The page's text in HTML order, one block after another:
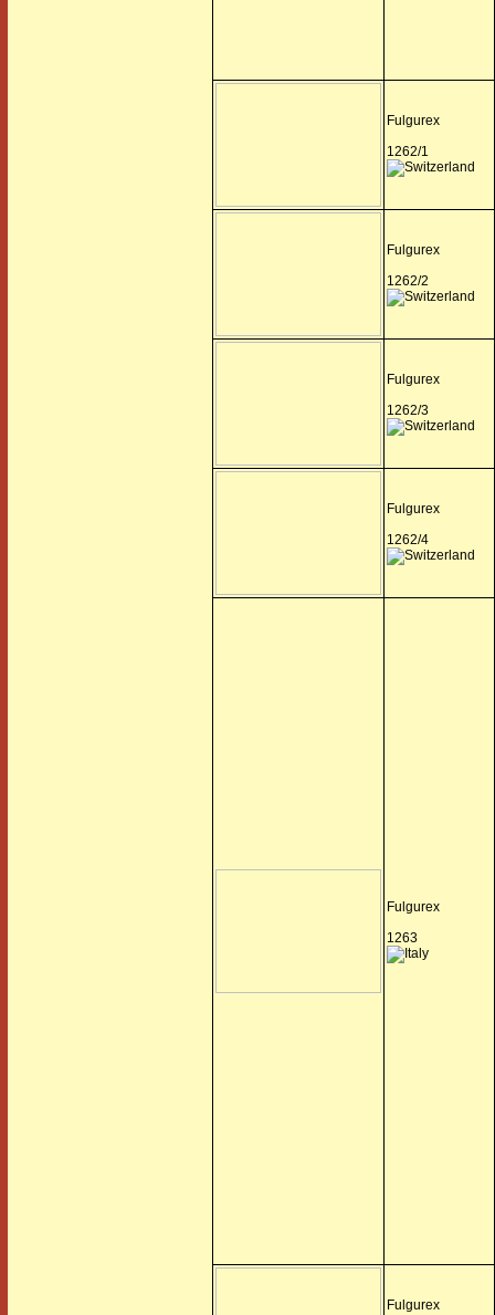
Fulgurex
1262/1
Fulgurex
1262/2
Fulgurex
1262/3
Fulgurex
1262/4
Fulgurex
1263
Fulgurex